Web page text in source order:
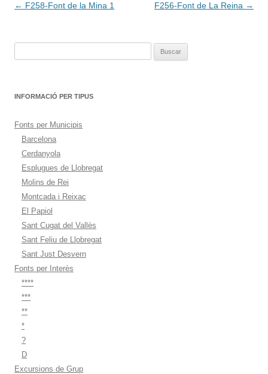
Navegación
← F258-Font de la Mina 1 F256-Font de La Reina →
INFORMACIÓ PER TIPUS
Fonts per Municipis
Barcelona
Cerdanyola
Esplugues de Llobregat
Molins de Rei
Montcada i Reixac
El Papiol
Sant Cugat del Vallès
Sant Feliu de Llobregat
Sant Just Desvern
Fonts per Interès
****
***
**
*
?
D
Excursions de Grup